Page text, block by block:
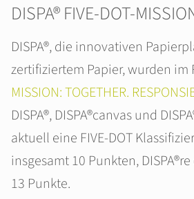
DISPA® FIVE-DOT-
DISPA®, die innovativen
zertifiziertem Papier, wurden im
MISSION: TOGETHER.
DISPA®, DISPA®canvas und
aktuell eine FIVE-DOT
insgesamt 10 Punkten,
13 Punkte.